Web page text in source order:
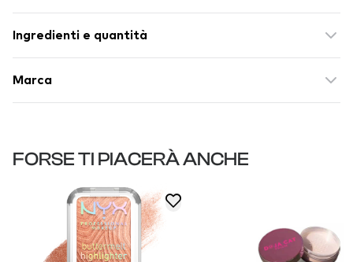
Ingredienti e quantità
Marca
FORSE TI PIACERÀ ANCHE